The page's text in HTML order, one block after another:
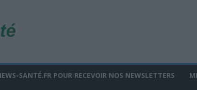
SANTÉ.FR POUR RECEVOIR NOS NEWSLETTERS